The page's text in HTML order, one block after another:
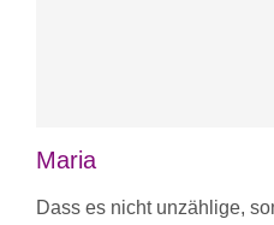
Maria
Dass es nicht unzählige,